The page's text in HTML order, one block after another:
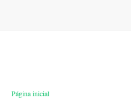
Página inicial